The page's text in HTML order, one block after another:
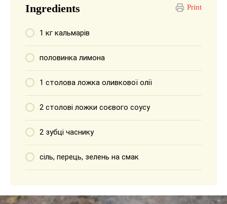
Print
Ingredients
1 кг кальмарів
половинка лимона
1 столова ложка оливкової олії
2 столові ложки соєвого соусу
2 зубці часнику
сіль, перець, зелень на смак